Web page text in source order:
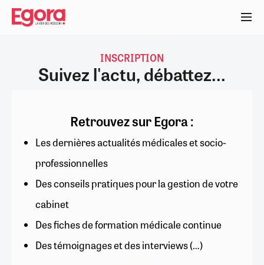
Aller
contenu
INSCRIPTION
Suivez l'actu, débattez...
Retrouvez sur Egora :
Les dernières actualités médicales et socio-
professionnelles
Des conseils pratiques pour la gestion de votre
cabinet
Des fiches de formation médicale continue
Des témoignages et des interviews (…)